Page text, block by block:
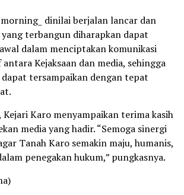
dinilai berjalan lancar dan
terbangun diharapkan dapat
dalam menciptakan komunikasi
Kejaksaan dan media, sehingga
tersampaikan dengan tepat
Karo menyampaikan terima kasih
media yang hadir. “Semoga sinergi
Tanah Karo semakin maju, humanis,
penegakan hukum,” pungkasnya.